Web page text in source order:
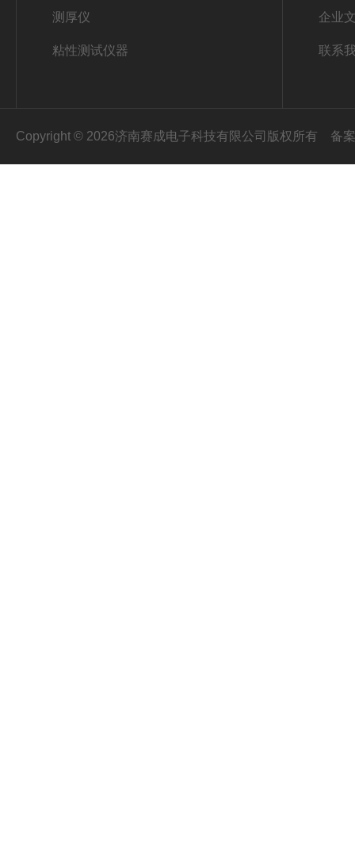
测厚仪
粘性测试仪器
企业
联系
Copyright © 2026济南赛成电子科技有限公司版权所有 备